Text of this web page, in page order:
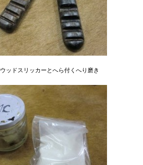
ッドスリッカーとへら付くへり磨き